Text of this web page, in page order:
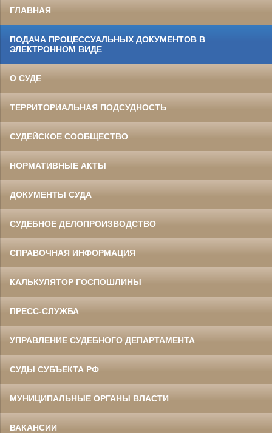
ГЛАВНАЯ
ПОДАЧА ПРОЦЕССУАЛЬНЫХ ДОКУМЕНТОВ В
ЭЛЕКТРОННОМ ВИДЕ
О СУДЕ
ТЕРРИТОРИАЛЬНАЯ ПОДСУДНОСТЬ
СУДЕЙСКОЕ СООБЩЕСТВО
НОРМАТИВНЫЕ АКТЫ
ДОКУМЕНТЫ СУДА
СУДЕБНОЕ ДЕЛОПРОИЗВОДСТВО
СПРАВОЧНАЯ ИНФОРМАЦИЯ
КАЛЬКУЛЯТОР ГОСПОШЛИНЫ
ПРЕСС-СЛУЖБА
УПРАВЛЕНИЕ СУДЕБНОГО ДЕПАРТАМЕНТА
СУДЫ СУБЪЕКТА РФ
МУНИЦИПАЛЬНЫЕ ОРГАНЫ ВЛАСТИ
ВАКАНСИИ